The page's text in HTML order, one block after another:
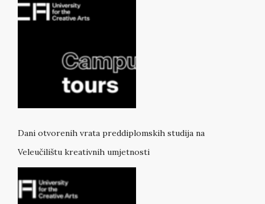
Dani otvorenih vrata preddiplomskih studija na
Veleučilištu kreativnih umjetnosti